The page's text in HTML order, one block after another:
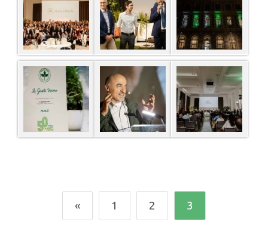
« 1 2 3